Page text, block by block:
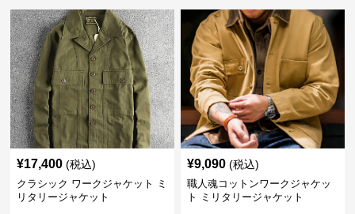
¥17,400 (税込)
クラシック ワークジャケット ミ
リタリージャケット
¥9,090 (税込)
職人魂コットンワークジャケッ
ト ミリタリージャケット